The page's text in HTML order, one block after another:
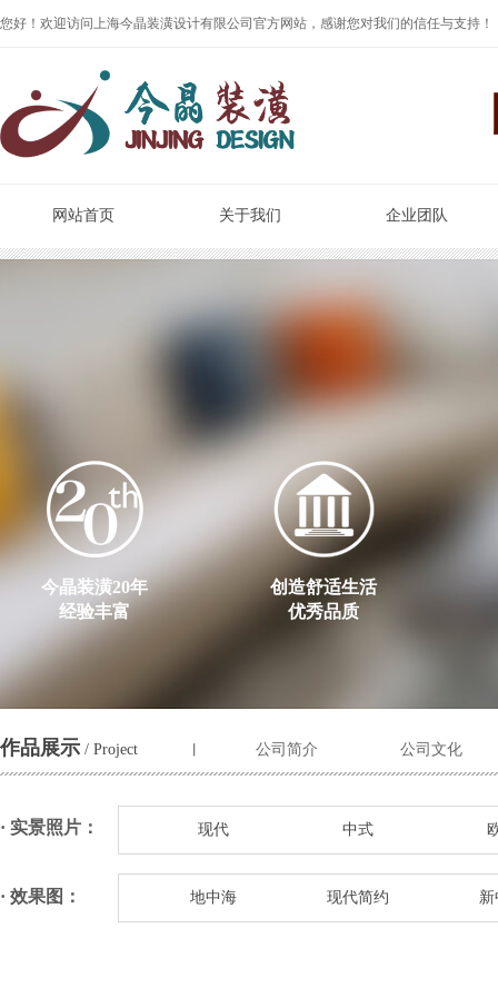
您好！欢迎访问上海今晶装潢设计有限公司官方网站，感谢您对我们的信任与支持！
网站首页 关于我们 企业团队
今晶装潢20年
经验丰富
创造舒适生活
优秀品质
公司简介 公司文化
作品展示 / Project
现代 中式
· 实景照片：
地中海 现代简约
· 效果图：